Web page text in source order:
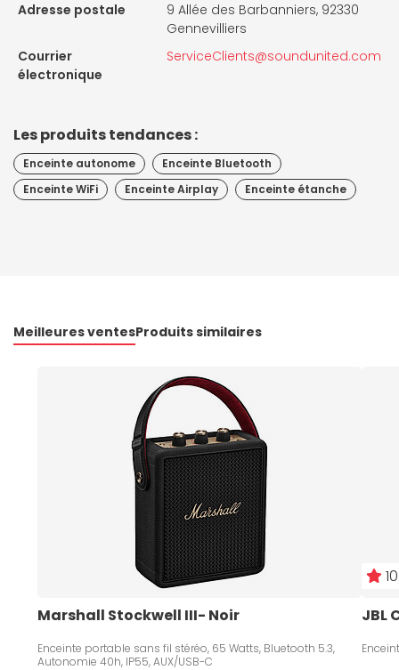
Adresse postale
9 Allée des Barbanniers, 92330
Gennevilliers
Courrier
électronique
ServiceClients@soundunited.com
Les produits tendances :
Enceinte autonome
Enceinte Bluetooth
Enceinte WiFi
Enceinte Airplay Enceinte étanche
Meilleures ventesProduits similaires
Marshall Stockwell III- Noir
Enceinte portable sans fil stéréo, 65 Watts, Bluetooth 5.3,
Autonomie 40h, IP55, AUX/USB-C
JBL